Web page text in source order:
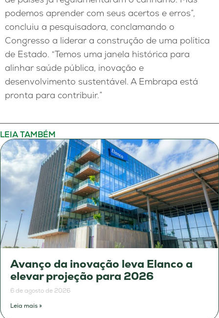
podemos aprender com seus acertos e erros”,
concluiu a pesquisadora, conclamando o
Congresso a liderar a construção de uma política
de Estado. “Temos uma janela histórica para
alinhar saúde pública, inovação e
desenvolvimento sustentável. A Embrapa está
pronta para contribuir.”
LEIA TAMBÉM
Avanço da inovação leva Elanco a
elevar projeção para 2026
6 de agosto de 2026
Leia mais »